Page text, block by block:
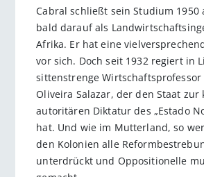
Cabral schließt sein Studium 1950
bald darauf als
Afrika. Er hat eine
vor sich. Doch seit 1932 regiert in
sittenstrenge Wirtschaftsprofessor
Oliveira Salazar, der den Staat zur
autoritären Diktatur des „Estado
hat. Und wie im Mutterland, so
den Kolonien alle
unterdrückt und Oppositionelle